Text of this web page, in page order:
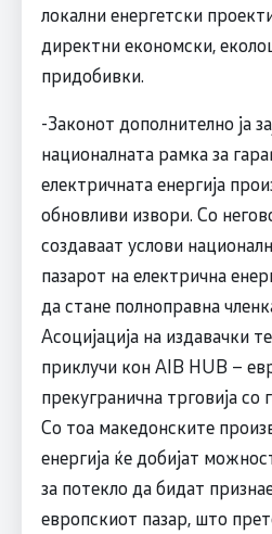
локални енергетски
директни економски,
придобивки.
-Законот дополнително ја
националната рамка за
електричната енергија
обновливи извори. Со
создаваат услови
пазарот на електрична
да стане полноправна
Асоцијација на издавачки
приклучи кон AIB HUB –
прекугранична трговија со
Со тоа македонските
енергија ќе добијат
за потекло да бидат
европскиот пазар, што